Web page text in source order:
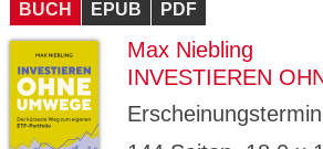
BUCH EPUB PDF
Max Niebling
INVESTIEREN